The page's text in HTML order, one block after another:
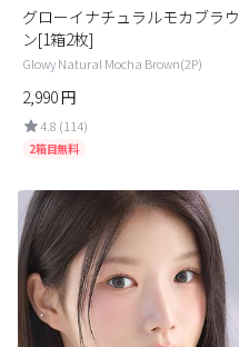
グローイナチュラルモカブラウ
ン[1箱2枚]
Glowy Natural Mocha Brown(2P)
2,990円
4.8 (114)
2箱目無料